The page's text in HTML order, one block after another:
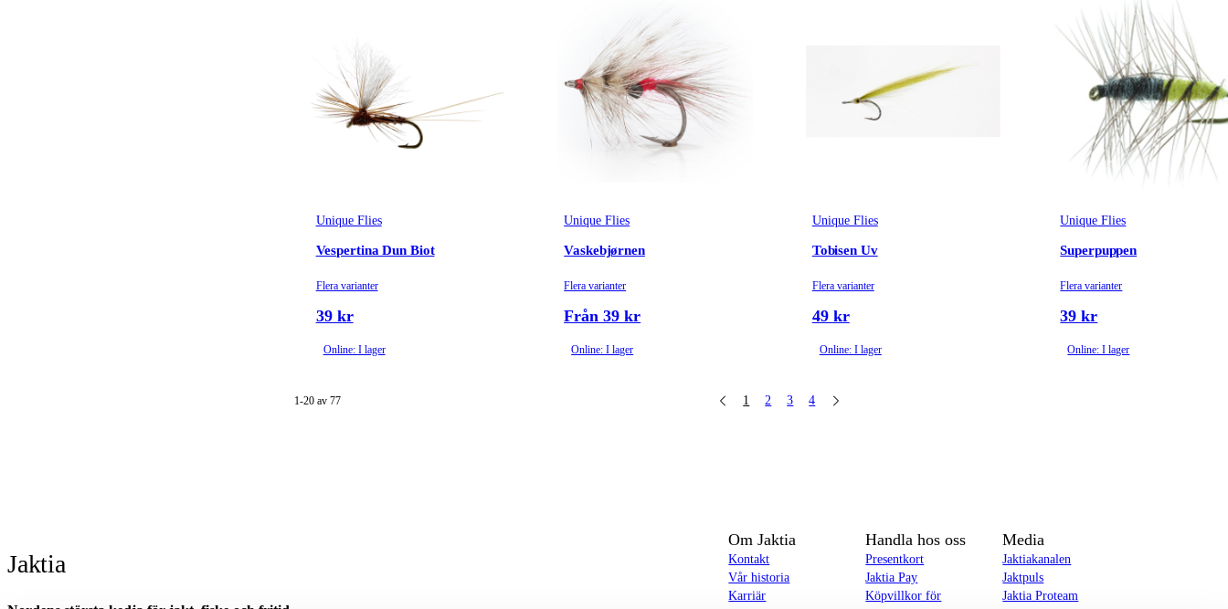
Unique Flies
Vespertina Dun Biot
Flera varianter
39 kr
Online: I lager
Unique Flies
Vaskebjørnen
Flera varianter
Från 39 kr
Online: I lager
Unique Flies
Tobisen Uv
Flera varianter
49 kr
Online: I lager
Unique Flies
Superpuppen
Flera varianter
39 kr
Online: I lager
1 2 3 4
1-20 av 77
Jaktia
Om Jaktia
Kontakt
Vår historia
Karriär
Handla hos oss
Presentkort
Jaktia Pay
Köpvillkor för
Media
Jaktiakanalen
Jaktpuls
Jaktia Proteam